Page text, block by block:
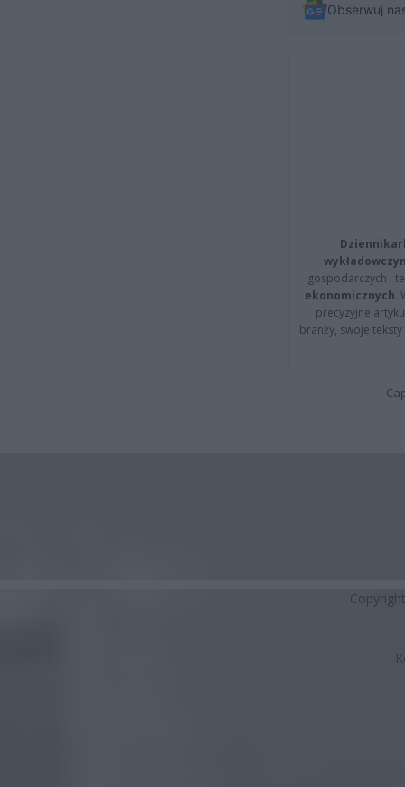
Obserwuj
gospodarczych i
ekonomicznych.
precyzyjne
branży, swoje